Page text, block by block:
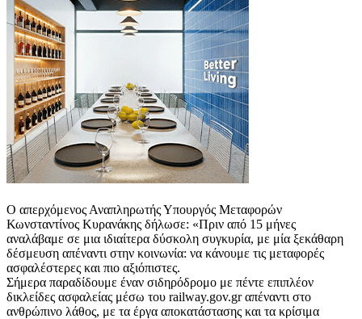
Ο απερχόμενος Αναπληρωτής Υπουργός Μεταφορών
Κωνσταντίνος Κυρανάκης δήλωσε: «Πριν από 15 μήνες
αναλάβαμε σε μια ιδιαίτερα δύσκολη συγκυρία, με μία ξεκάθαρη
δέσμευση απέναντι στην κοινωνία: να κάνουμε τις μεταφορές
ασφαλέστερες και πιο αξιόπιστες.
Σήμερα παραδίδουμε έναν σιδηρόδρομο με πέντε επιπλέον
δικλείδες ασφαλείας μέσω του railway.gov.gr απέναντι στο
ανθρώπινο λάθος, με τα έργα αποκατάστασης και τα κρίσιμα